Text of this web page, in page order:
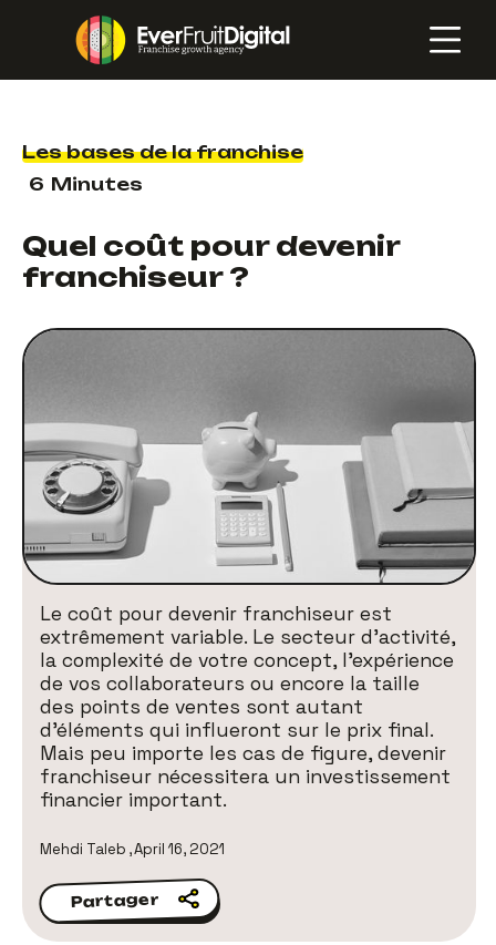
Les bases de la franchise
6 Minutes
Quel coût pour devenir
franchiseur ?
Le coût pour devenir franchiseur est
extrêmement variable. Le secteur d’activité,
la complexité de votre concept, l’expérience
de vos collaborateurs ou encore la taille
des points de ventes sont autant
d’éléments qui influeront sur le prix final.
Mais peu importe les cas de figure, devenir
franchiseur nécessitera un investissement
financier important.
Mehdi Taleb ,April 16, 2021
Partager
Partager